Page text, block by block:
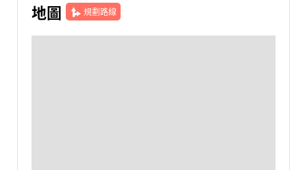
地圖 規劃路線